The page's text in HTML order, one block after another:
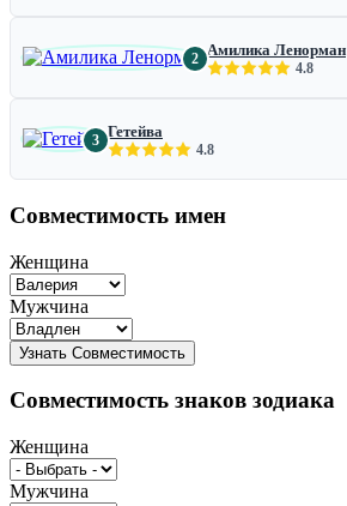
2 Амилика Ленорман
4.8
3 Гетейва
4.8
Совместимость имен
Женщина
Мужчина
Совместимость знаков зодиака
Женщина
Мужчина